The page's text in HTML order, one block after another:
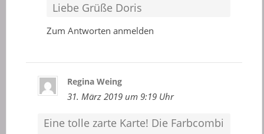
Liebe Grüße Doris
Zum Antworten anmelden
Regina Weing
31. März 2019 um 9:19 Uhr
Eine tolle zarte Karte! Die Farbcombi